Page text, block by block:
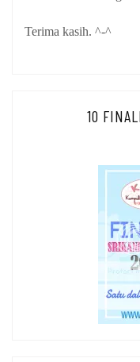
Terima kasih. ^-^
10